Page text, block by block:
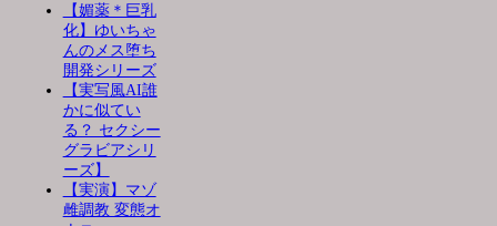
【媚薬＊巨乳
化】ゆいちゃ
んのメス堕ち
開発シリーズ
【実写風AI誰
かに似てい
る？ セクシー
グラビアシリ
ーズ】
【実演】マゾ
雌調教 変態オ